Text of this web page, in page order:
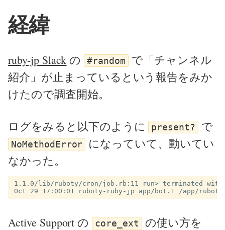
経緯
ruby-jp Slack の #random
で「チャンネル
紹介」が止まっているという報告をみか
けたので調査開始。
ログをみると以下のように present? で
NoMethodError
になっていて、動いてい
なかった。
1.1.0/lib/ruboty/cron/job.rb:11 run> terminated
Active Support の core_ext の使い方を